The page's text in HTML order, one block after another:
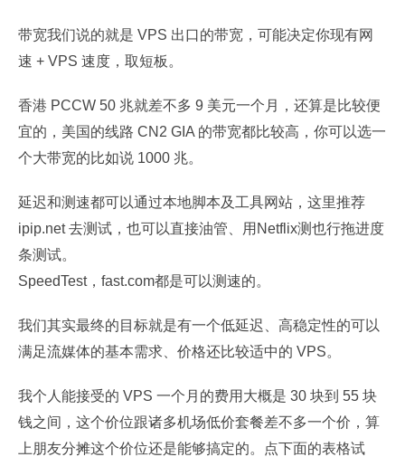
带宽我们说的就是 VPS 出口的带宽，可能决定你现有网
速 + VPS 速度，取短板。
香港 PCCW 50 兆就差不多 9 美元一个月，还算是比较便
宜的，美国的线路 CN2 GIA 的带宽都比较高，你可以选一
个大带宽的比如说 1000 兆。
延迟和测速都可以通过本地脚本及工具网站，这里推荐
ipip.net 去测试，也可以直接油管、用Netflix测也行拖进度
条测试。
SpeedTest，fast.com都是可以测速的。
我们其实最终的目标就是有一个低延迟、高稳定性的可以
满足流媒体的基本需求、价格还比较适中的 VPS。
我个人能接受的 VPS 一个月的费用大概是 30 块到 55 块
钱之间，这个价位跟诸多机场低价套餐差不多一个价，算
上朋友分摊这个价位还是能够搞定的。点下面的表格试